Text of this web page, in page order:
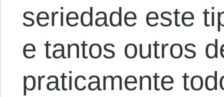
seriedade este
e tantos outros
praticamente